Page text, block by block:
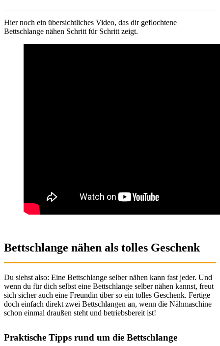
Hier noch ein übersichtliches Video, das dir geflochtene
Bettschlange nähen Schritt für Schritt zeigt.
Bettschlange nähen als tolles Geschenk
Du siehst also: Eine Bettschlange selber nähen kann fast jeder. Und
wenn du für dich selbst eine Bettschlange selber nähen kannst, freut
sich sicher auch eine Freundin über so ein tolles Geschenk. Fertige
doch einfach direkt zwei Bettschlangen an, wenn die Nähmaschine
schon einmal draußen steht und betriebsbereit ist!
Praktische Tipps rund um die Bettschlange